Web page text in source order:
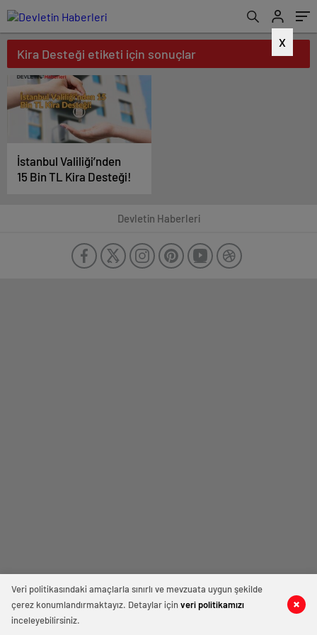
X
Kira Desteği etiketi için sonuçlar
İstanbul Valiliği’nden
15 Bin TL Kira Desteği!
Devletin Haberleri
Veri politikasındaki amaçlarla sınırlı ve mevzuata uygun şekilde
çerez konumlandırmaktayız. Detaylar içinveri politikamızı
inceleyebilirsiniz.